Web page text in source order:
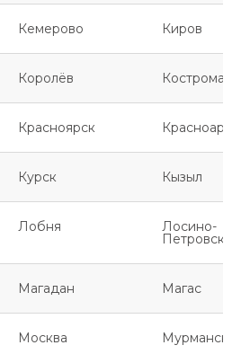
Кемерово Киров
Королёв Кострома
Красноярск
Курск Кызыл
Лобня Лосино-
Петровский
Магадан Магас
Москва Мурманск